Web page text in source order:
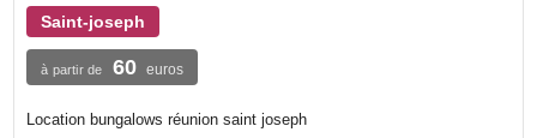
Saint-joseph
à partir de 60 euros
Location bungalows réunion saint joseph